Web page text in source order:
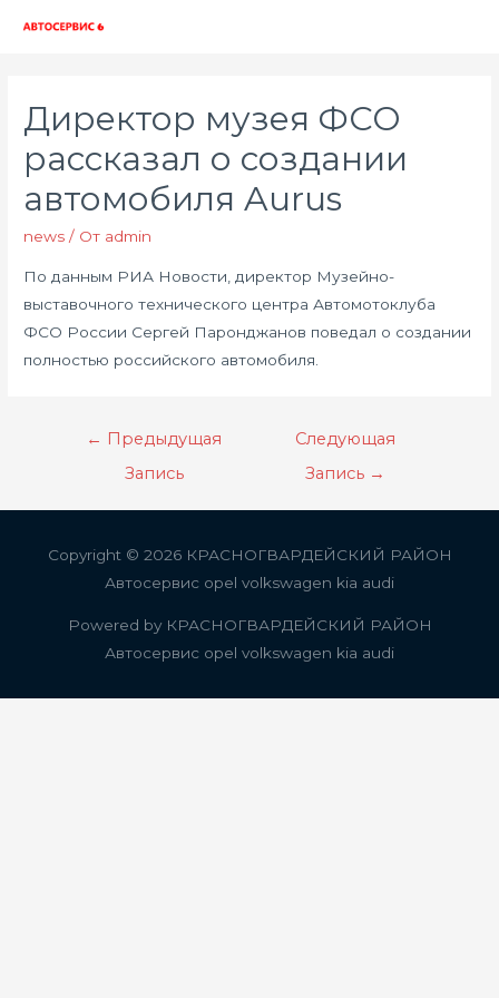
Директор музея ФСО
рассказал о создании
автомобиля Aurus
news / От admin
По данным РИА Новости, директор Музейно-
выставочного технического центра Автомотоклуба
ФСО России Сергей Паронджанов поведал о создании
полностью российского автомобиля.
Навигация
записям
← Предыдущая
Запись
Следующая
Запись →
Copyright © 2026 КРАСНОГВАРДЕЙСКИЙ РАЙОН
Автосервис opel volkswagen kia audi
Powered by КРАСНОГВАРДЕЙСКИЙ РАЙОН
Автосервис opel volkswagen kia audi